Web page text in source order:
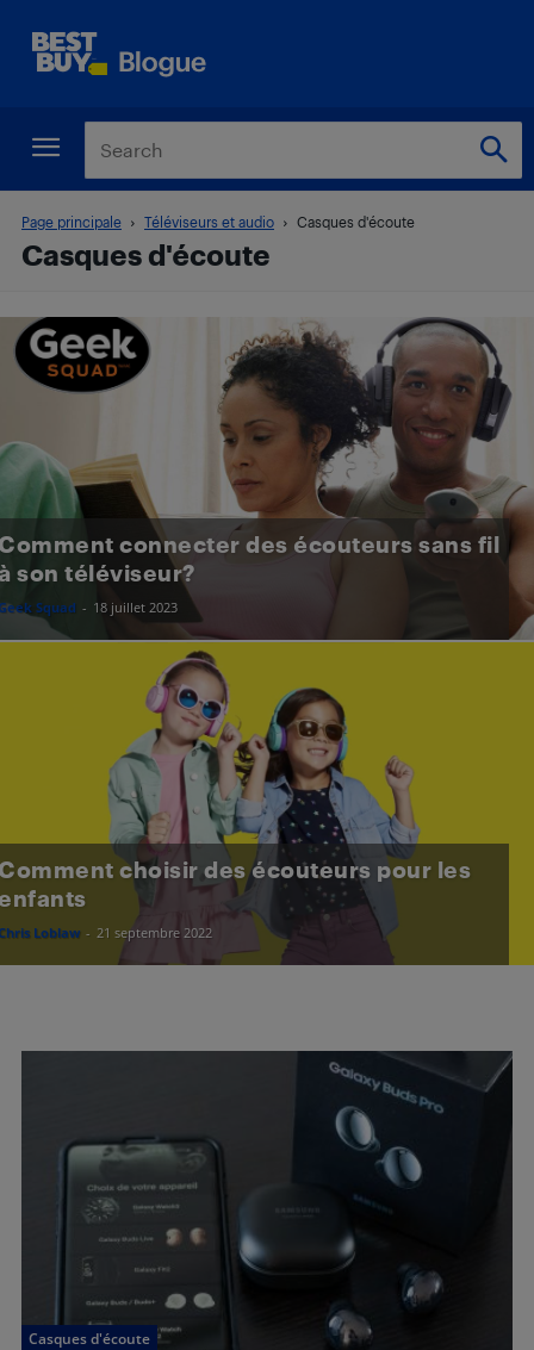
Page principale Téléviseurs et audio Casques d'écoute
Casques d'écoute
connecter des écouteurs sans fil
son téléviseur?
Squad - 18 juillet 2023
choisir des écouteurs pour les
Loblaw - 21 septembre 2022
Casques d'écoute